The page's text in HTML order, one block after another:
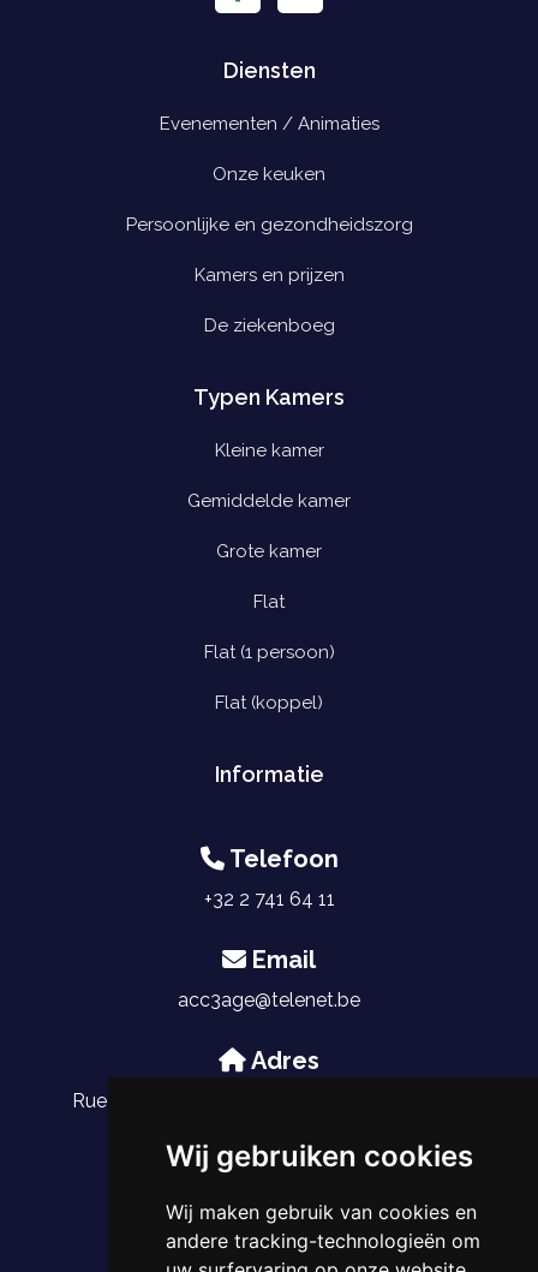
Wij gebruiken cookies
Wij maken gebruik van cookies en
andere tracking-technologieën om
Diensten
Evenementen / Animaties
Onze keuken
Persoonlijke en gezondheidszorg
Kamers en prijzen
De ziekenboeg
Typen Kamers
Kleine kamer
Gemiddelde kamer
Grote kamer
Flat
Flat (1 persoon)
Flat (koppel)
Informatie
Telefoon
+32 2 741 64 11
Email
acc3age@telenet.be
Adres
Rue du Saphir 27, 1030 Schaerbeek, Belgique